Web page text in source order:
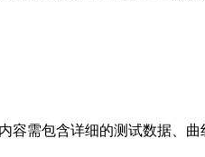
容需包含详细的测试数据、